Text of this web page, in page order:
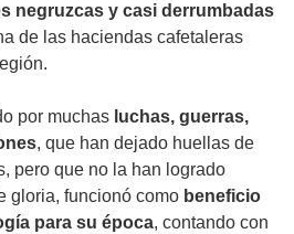
negruzcas y casi derrumbadas
de las haciendas cafetaleras
por muchas luchas, guerras,
, que han dejado huellas de
pero que no la han logrado
gloria, funcionó como beneficio
para su época, contando con